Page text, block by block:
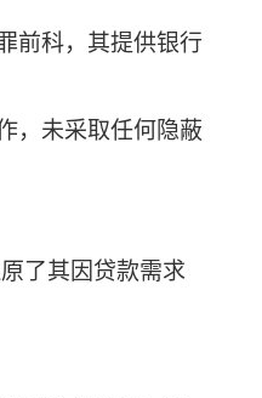
前科，其提供银行
，未采取任何隐蔽
了其因贷款需求